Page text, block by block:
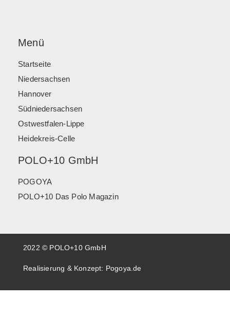
Menü
Startseite
Niedersachsen
Hannover
Südniedersachsen
Ostwestfalen-Lippe
Heidekreis-Celle
POLO+10 GmbH
POGOYA
POLO+10 Das Polo Magazin
2022 © POLO+10 GmbH
Realisierung & Konzept: Pogoya.de